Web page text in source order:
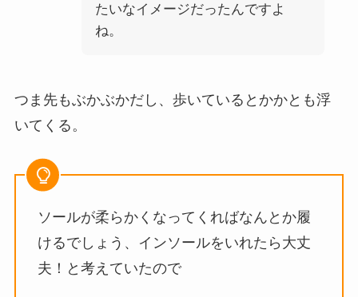
たいなイメージだったんですよ
ね。
つま先もぶかぶかだし、歩いているとかかとも浮
いてくる。
ソールが柔らかくなってくればなんとか履
けるでしょう、インソールをいれたら大丈
夫！と考えていたので